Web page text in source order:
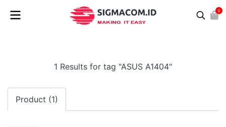
0
1 Results for tag "ASUS A1404"
Product (1)